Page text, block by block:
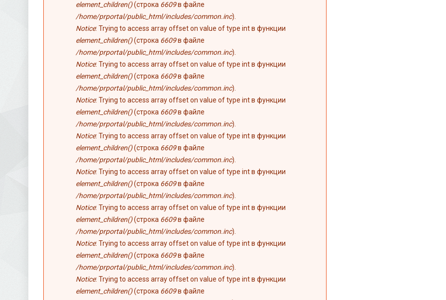
element_children()(строка 6609в файле
/home/prportal/public_html/includes/common.inc).
Notice: Trying to access array offset on value of type int в функции
element_children()(строка 6609в файле
/home/prportal/public_html/includes/common.inc).
Notice: Trying to access array offset on value of type int в функции
element_children()(строка 6609в файле
/home/prportal/public_html/includes/common.inc).
Notice: Trying to access array offset on value of type int в функции
element_children()(строка 6609в файле
/home/prportal/public_html/includes/common.inc).
Notice: Trying to access array offset on value of type int в функции
element_children()(строка 6609в файле
/home/prportal/public_html/includes/common.inc).
Notice: Trying to access array offset on value of type int в функции
element_children()(строка 6609в файле
/home/prportal/public_html/includes/common.inc).
Notice: Trying to access array offset on value of type int в функции
element_children()(строка 6609в файле
/home/prportal/public_html/includes/common.inc).
Notice: Trying to access array offset on value of type int в функции
element_children()(строка 6609в файле
/home/prportal/public_html/includes/common.inc).
Notice: Trying to access array offset on value of type int в функции
element_children()(строка 6609в файле